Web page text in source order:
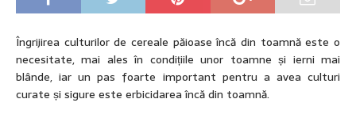
Îngrijirea culturilor de cereale păioase încă din toamnă este o
necesitate, mai ales în condițiile unor toamne și ierni mai
blânde, iar un pas foarte important pentru a avea culturi
curate și sigure este erbicidarea încă din toamnă.